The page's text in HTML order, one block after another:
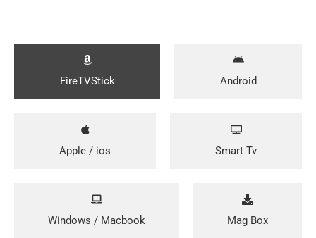
FireTVStick Android
Apple / ios Smart Tv
Windows / Macbook Mag Box